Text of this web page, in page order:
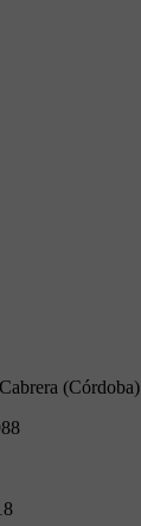
(Córdoba)